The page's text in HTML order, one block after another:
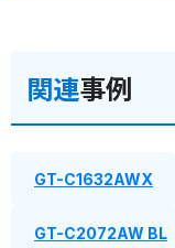
関連事例
GT-C1632AWX
GT-C2072AW BL